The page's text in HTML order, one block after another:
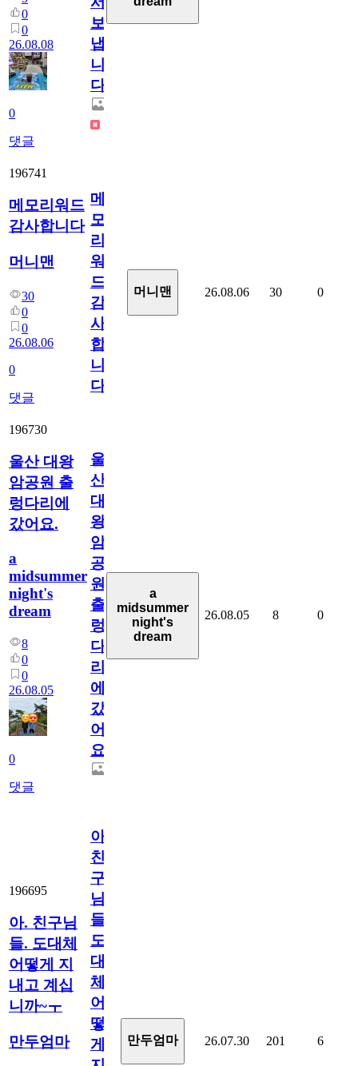
0
0
26.08.08
0
댓글
보
냅
니
다.
196741
메모리워드
감사합니다
머니맨
30
0
0
26.08.06
0
댓글
메
모
리
워
드
감
사
합
니
다
머니맨 26.08.06 30 0
196730
울산 대왕
암공원 출
렁다리에
갔어요.
a
midsummer
night's
dream
8
0
0
26.08.05
0
댓글
울
산
대
왕
암
공
원
출
렁
다
리
에
갔
어
요.
a
midsummer
night's
dream
26.08.05 8 0
196695
아. 친구님
들. 도대체
어떻게 지
내고 계십
니까~ㅜ
만두엄마
아.
친
구
님
들.
도
대
체
어
떻
게
만두엄마 26.07.30 201 6